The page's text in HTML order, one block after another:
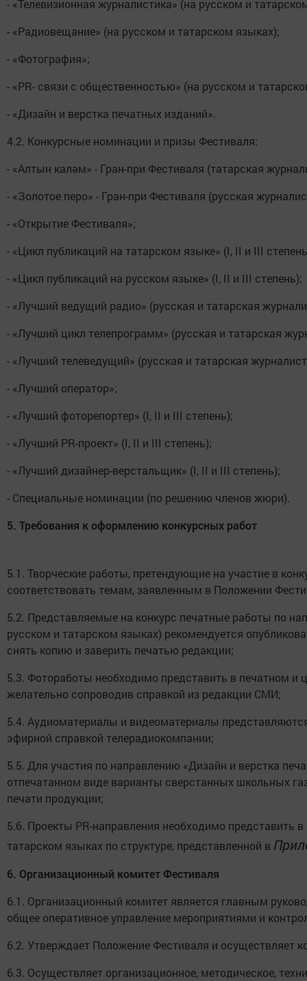
- «Телевизионная журналистика» (на русском и
- «Радиовещание» (на русском и татарском языках);
- «Фотография»;
- «PR- связи с общественностью» (на русском и
- «Дизайн и верстка печатных изданий».
4.2. Конкурсные номинации и призы Фестиваля:
- «Алтын каләм» - Гран-при Фестиваля (татарская
- «Золотое перо» - Гран-при Фестиваля (русская
- «Открытие Фестиваля»;
- «Цикл публикаций на татарском языке» (I, II и III
- «Цикл публикаций на русском языке» (I, II и III степень);
- «Лучший ведущий радио» (русская и татарская
- «Лучший цикл телепрограмм» (русская и татарская
- «Лучший телеведущий» (русская и татарская
- «Лучший оператор»;
- «Лучший фоторепортер» (I, II и III степень);
- «Лучший PR-проект» (I, II и III степень);
- «Лучший дизайнер-верстальщик» (I, II и III степень);
- Специальные номинации (по решению членов жюри).
5. Требования к оформлению конкурсных работ
5.1. Творческие работы, претендующие на участие в
соответствовать темам, заявленным в Положении
5.2. Представляемые на конкурс печатные работы по
русском и татарском языках) рекомендуется
снять копию и заверить печатью редакции;
5.3. Фотоработы необходимо представить в печатном и
желательно сопроводив справкой из редакции СМИ;
5.4. Аудиоматериалы и видеоматериалы
эфирной справкой телерадиокомпании;
5.5. Для участия по направлению «Дизайн и верстка
отпечатанном виде варианты сверстанных школьных
печати продукции;
5.6. Проекты PR-направления необходимо представить
татарском языках по структуре, представленной в
6. Организационный комитет Фестиваля
6.1. Организационный комитет является главным
общее оперативное управление мероприятиями и
6.2. Утверждает Положение Фестиваля и осуществляет
6.3. Осуществляет организационное, методическое,